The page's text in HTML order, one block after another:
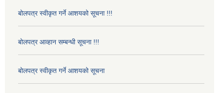
बोलपत्र स्वीकृत गर्ने आशयको सूचना !!!
बोलपत्र आव्हान सम्बन्धी सूचना !!!
बोलपत्र स्वीकृत गर्ने आशयको सूचना